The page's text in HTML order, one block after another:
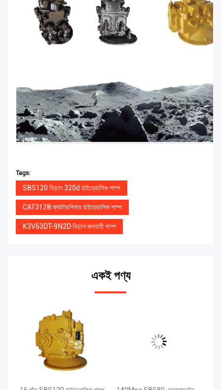
Tags:
SBS120 বিড়াল 320d হাইড্রোলিক পাম্প
CAT312B ক্যাটারপিলার হাইড্রোলিক পাম্প
K3V63DT-9N2D বিড়াল জলবাহী পাম্প
একই পণ্য